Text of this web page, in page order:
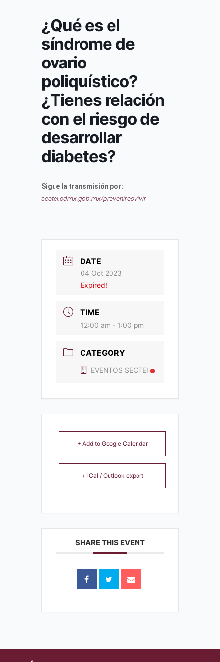
¿Qué es el
síndrome de
ovario
poliquístico?
¿Tienes relación
con el riesgo de
desarrollar
diabetes?
Sigue la transmisión por:
sectei.cdmx.gob.mx/preveniresvivir
DATE
04 Oct 2023
Expired!
TIME
12:00 am - 1:00 pm
CATEGORY
EVENTOS SECTEI
+ Add to Google Calendar
+ iCal / Outlook export
SHARE THIS EVENT